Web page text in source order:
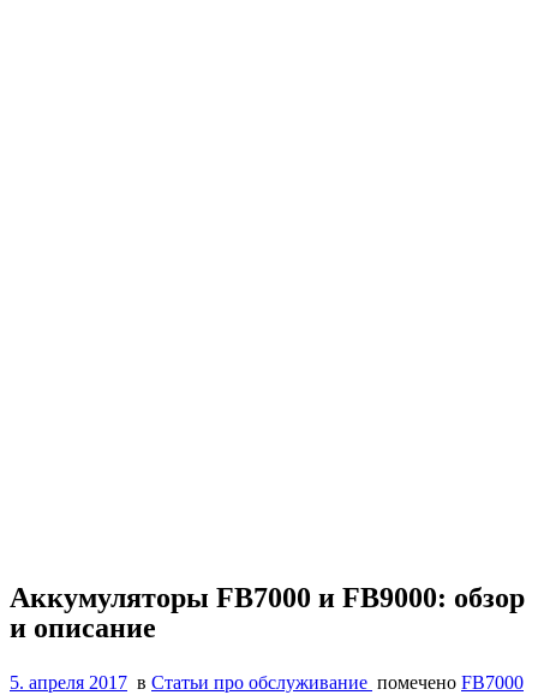
Аккумуляторы FB7000 и FB9000: обзор
и описание
5. апреля 2017 в Статьи про обслуживание помечено FB7000